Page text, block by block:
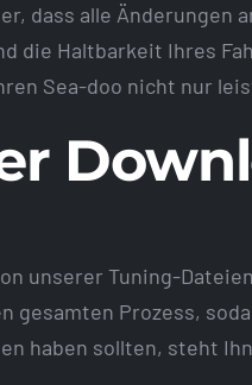
dass alle Änderungen
die Haltbarkeit Ihres
Sea-doo nicht nur
unserer Tuning-
gesamten Prozess,
haben sollten, steht